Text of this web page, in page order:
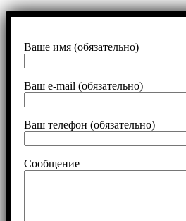
Ваше имя (обязательно)
Ваш e-mail (обязательно)
Ваш телефон (обязательно)
Сообщение